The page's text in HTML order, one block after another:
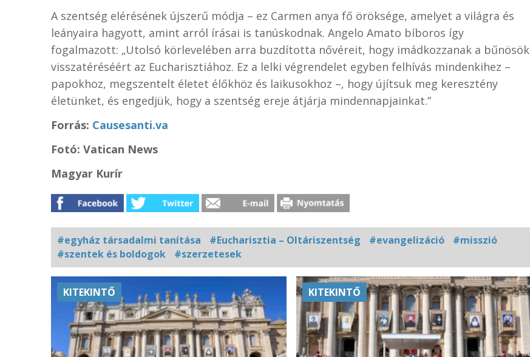
A szentség elérésének újszerű módja – ez Carmen anya fő öröksége, amelyet a világra és
leányaira hagyott, amint arról írásai is tanúskodnak. Angelo Amato bíboros így
fogalmazott: „Utolsó körlevelében arra buzdította nővéreit, hogy imádkozzanak a bűnösök
visszatéréséért az Eucharisztiához. Ez a lelki végrendelet egyben felhívás mindenkihez –
papokhoz, megszentelt életet élőkhöz és laikusokhoz –, hogy újítsuk meg keresztény
életünket, és engedjük, hogy a szentség ereje átjárja mindennapjainkat.”
Forrás: Causesanti.va
Fotó: Vatican News
Magyar Kurír
#egyház társadalmi tanítása #Eucharisztia – Oltáriszentség #evangelizáció
#misszió
#szentek és boldogok
#szerzetesek
Kapcsolódó
fotógaléria
KITEKINTŐ KITEKINTŐ